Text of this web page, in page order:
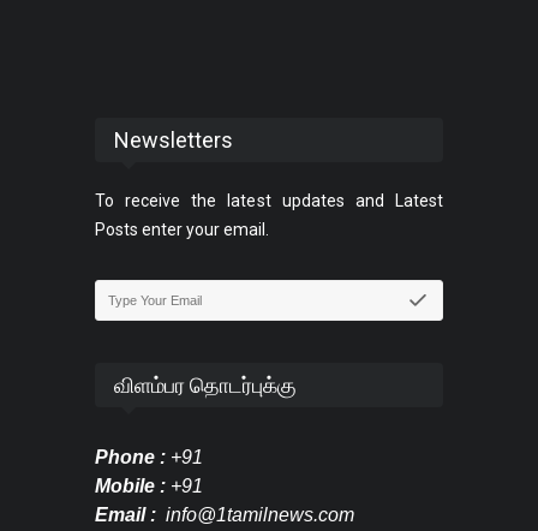
Newsletters
To receive the latest updates and Latest
Posts enter your email.
விளம்பர தொடர்புக்கு
Phone : +91
Mobile : +91
Email : info@1tamilnews.com